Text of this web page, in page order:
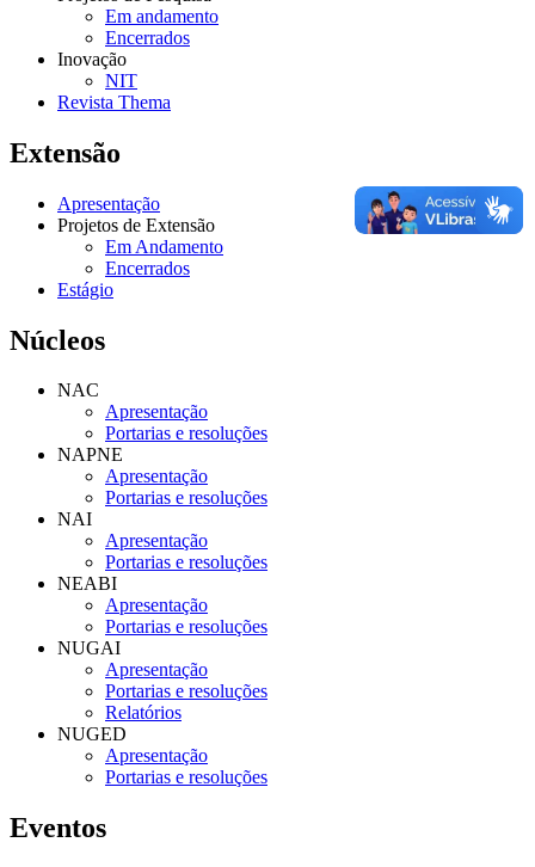
Em andamento
Encerrados
Inovação
NIT
Revista Thema
Extensão
Apresentação
Projetos de Extensão
Em Andamento
Encerrados
Estágio
Núcleos
NAC
Apresentação
Portarias e resoluções
NAPNE
Apresentação
Portarias e resoluções
NAI
Apresentação
Portarias e resoluções
NEABI
Apresentação
Portarias e resoluções
NUGAI
Apresentação
Portarias e resoluções
Relatórios
NUGED
Apresentação
Portarias e resoluções
Eventos